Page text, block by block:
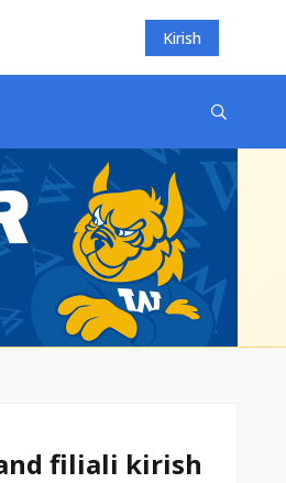
Kirish
filiali kirish